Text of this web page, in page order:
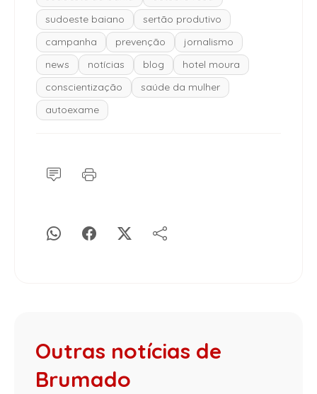
sudoeste baiano
sertão produtivo
campanha
prevenção
jornalismo
news
notícias blog
hotel moura
conscientização
saúde da mulher
autoexame
Outras notícias de
Brumado